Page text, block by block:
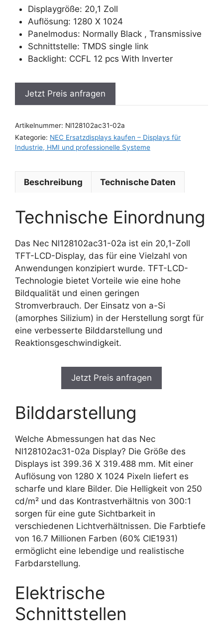
Displaygröße: 20,1 Zoll
Auflösung: 1280 X 1024
Panelmodus: Normally Black , Transmissive
Schnittstelle: TMDS single link
Backlight: CCFL 12 pcs With Inverter
Jetzt Preis anfragen
Artikelnummer: Nl128102ac31-02a
Kategorie: NEC Ersatzdisplays kaufen – Displays für
Industrie, HMI und professionelle Systeme
Beschreibung Technische Daten
Technische Einordnung
Das Nec Nl128102ac31-02a ist ein 20,1-Zoll
TFT-LCD-Display, das für eine Vielzahl von
Anwendungen konzipiert wurde. TFT-LCD-
Technologie bietet Vorteile wie eine hohe
Bildqualität und einen geringen
Stromverbrauch. Der Einsatz von a-Si
(amorphes Silizium) in der Herstellung sorgt für
eine verbesserte Bilddarstellung und
Reaktionsgeschwindigkeit.
Jetzt Preis anfragen
Bilddarstellung
Welche Abmessungen hat das Nec
Nl128102ac31-02a Display? Die Größe des
Displays ist 399.36 X 319.488 mm. Mit einer
Auflösung von 1280 X 1024 Pixeln liefert es
scharfe und klare Bilder. Die Helligkeit von 250
cd/m² und das Kontrastverhältnis von 300:1
sorgen für eine gute Sichtbarkeit in
verschiedenen Lichtverhältnissen. Die Farbtiefe
von 16.7 Millionen Farben (60% CIE1931)
ermöglicht eine lebendige und realistische
Farbdarstellung.
Elektrische
Schnittstellen